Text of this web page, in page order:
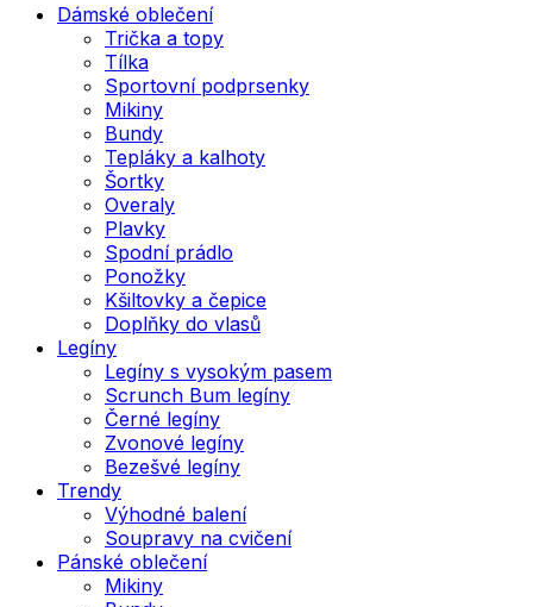
Dámské oblečení
Trička a topy
Tílka
Sportovní podprsenky
Mikiny
Bundy
Tepláky a kalhoty
Šortky
Overaly
Plavky
Spodní prádlo
Ponožky
Kšiltovky a čepice
Doplňky do vlasů
Legíny
Legíny s vysokým pasem
Scrunch Bum legíny
Černé legíny
Zvonové legíny
Bezešvé legíny
Trendy
Výhodné balení
Soupravy na cvičení
Pánské oblečení
Mikiny